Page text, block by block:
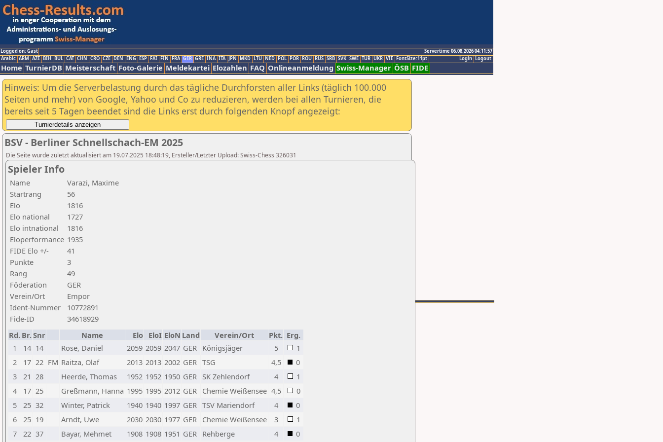
Logged on: Gast
Servertime 06.08.2026 04:11:57
Logout
Login
Arabic ARM AZE BIH BUL CAT CHN CRO CZE DEN ENG ESP FAI FIN FRA GER GRE INA ITA JPN MKD LTU NED POL POR ROU RUS SRB SVK SWE TUR UKR VIE FontSize:11pt
Home TurnierDB Meisterschaft Foto-Galerie Meldekartei Elozahlen FAQ Onlineanmeldung Swiss-Manager ÖSB FIDE
Hinweis: Um die Serverbelastung durch das tägliche Durchforsten aller Links (täglich 100.000
Seiten und mehr) von Google, Yahoo und Co zu reduzieren, werden bei allen Turnieren, die
bereits seit 5 Tagen beendet sind die Links erst durch folgenden Knopf angezeigt:
BSV - Berliner Schnellschach-EM 2025
Die Seite wurde zuletzt aktualisiert am 19.07.2025 18:48:19, Ersteller/Letzter Upload: Swiss-Chess 326031
Spieler Info
Name
Varazi, Maxime
Startrang
56
Elo
1816
Elo national
1727
Elo intnational
1816
Eloperformance 1935
FIDE Elo +/-
41
Punkte
3
Rang
49
Föderation
GER
Verein/Ort
Empor
Ident-Nummer
10772891
Fide-ID
34618929
Rd. Br.Snr Name Elo EloI EloN Land Verein/Ort Pkt. Erg.
1
14 14 Rose, Daniel 2059 2059 2047 GER Königsjäger 5
1
2
17 22 FM Raitza, Olaf 2013 2013 2002 GER TSG 4,5
0
3
21 28 Heerde, Thomas 1952 1952 1950 GER SK Zehlendorf 4
1
4
17 25 Greßmann, Hanna 1995 1995 2012 GER Chemie Weißensee 4,5
0
5
25 32 Winter, Patrick 1940 1940 1997 GER TSV Mariendorf 4
0
6
25 19 Arndt, Uwe 2030 2030 1977 GER Chemie Weißensee 3
1
7
22 37 Bayar, Mehmet 1908 1908 1951 GER Rehberge 4
0